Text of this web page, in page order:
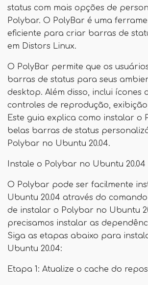
status com mais opções de
Polybar. O PolyBar é uma
eficiente para criar barras de
em Distors Linux.
O PolyBar permite que os
barras de status para seus
desktop. Além disso, inclui ícones
controles de reprodução,
Este guia explica como instalar o
belas barras de status
Polybar no Ubuntu 20.04.
Instale o Polybar no Ubuntu 20.04
O Polybar pode ser facilmente
Ubuntu 20.04 através do
de instalar o Polybar no Ubuntu
precisamos instalar as
Siga as etapas abaixo para
Ubuntu 20.04:
Etapa 1: Atualize o cache do